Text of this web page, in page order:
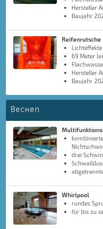
Hersteller
Baujahr
Reifenrutsche
Lichteffekte
69 Meter
Hersteller
Baujahr
Becken
drei
Whirlpool
rundes
für bis zu